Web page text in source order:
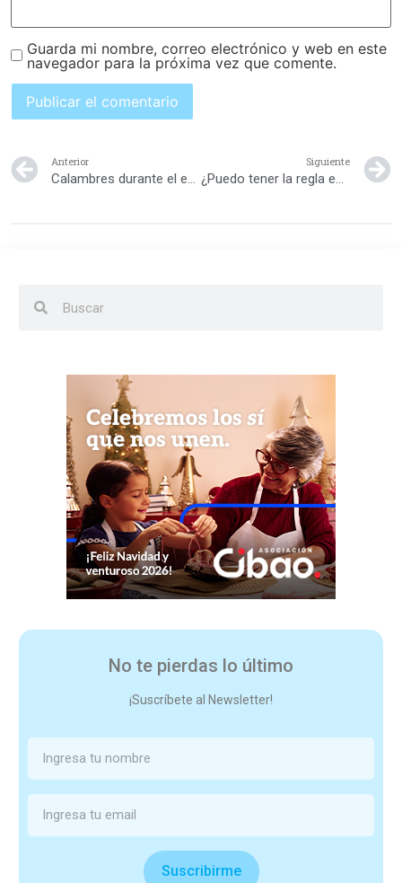
Guarda mi nombre, correo electrónico y web en este
navegador para la próxima vez que comente.
Anterior
Calambres durante el embarazo
Siguiente
¿Puedo tener la regla estando embarazada?
No te pierdas lo último
¡Suscríbete al Newsletter!
Suscribirme